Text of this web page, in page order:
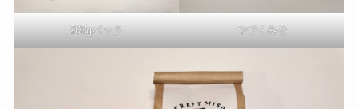
200gパック つづくみそ